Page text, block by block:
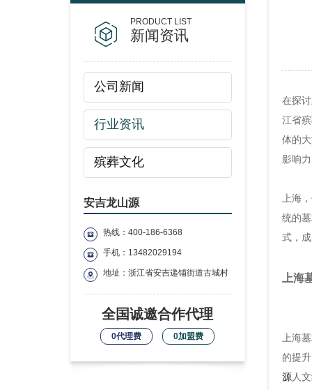
新闻资讯
公司新闻
行业资讯
殡葬文化
安吉龙山源
热线：400-186-6368
手机：13482029194
地址：浙江省安吉递铺街道古城村
全国诚邀合作代理
0代理费 0加盟费
在探
江省
体的
影响
上海
统的
式，
上海
上海
的提
源人